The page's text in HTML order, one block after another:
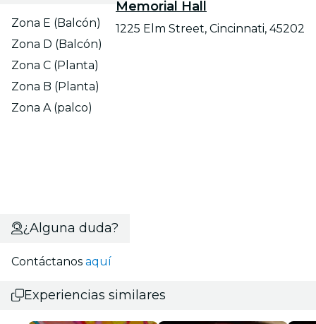
Zona E (Balcón)
Zona D (Balcón)
Zona C (Planta)
Zona B (Planta)
Zona A (palco)
Memorial Hall
1225 Elm Street, Cincinnati, 45202
¿Alguna duda?
Contáctanos aquí
Experiencias similares